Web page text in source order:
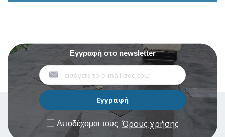
Εγγραφή στο newsletter
Αποδέχομαι τους Όρους χρήσης